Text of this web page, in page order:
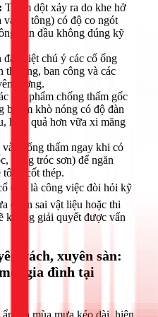
Thấm dột xảy ra do khe hở
và bê tông) có độ co ngót
ban đầu không đúng kỹ
đặc biệt chú ý các cổ ống
thượng, ban công và các
tường.
sản phẩm chống thấm gốc
bitum khò nóng có độ đàn
hiệu quả hơn vữa xi măng
và chống thấm ngay khi có
bong tróc sơn) để ngăn
tông cốt thép.
ống là công việc đòi hỏi kỹ
chọn sai vật liệu hoặc thi
không giải quyết được vấn
vách, xuyên sàn:
gia đình tại
và mùa mưa kéo dài, hiện